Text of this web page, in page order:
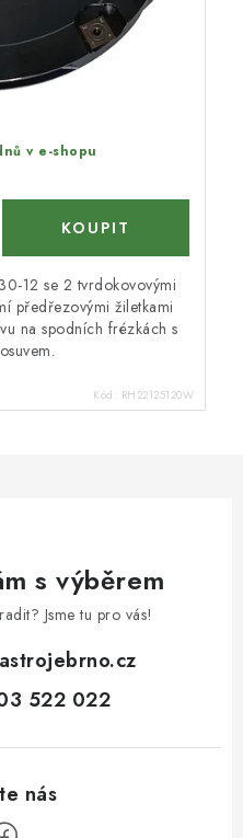
v e-shopu
12 se 2 tvrdokovovými
předřezovými žiletkami
na spodních frézkách s
Kód: RH22125120W
s výběrem
Jsme tu pro vás!
522 022